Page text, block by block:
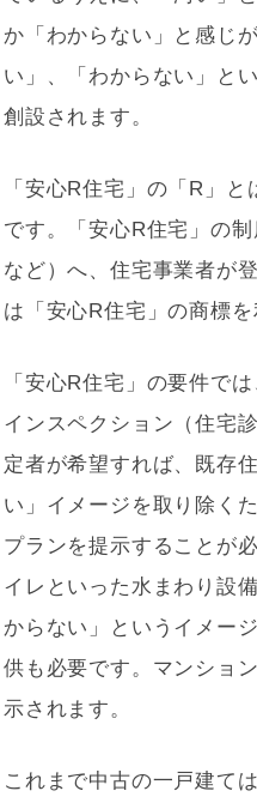
か「わからない」と感じ
い」、「わからない」と
創設されます。
「安心R住宅」の「R」と
です。「安心R住宅」の
など）へ、住宅事業者が
は「安心R住宅」の商標
「安心R住宅」の要件で
インスペクション （住宅
定者が希望すれば、既存
い」イメージを取り除く
プランを提示することが
イレといった水まわり設
からない」というイメー
供も必要です。マンショ
示されます。
これまで中古の一戸建て